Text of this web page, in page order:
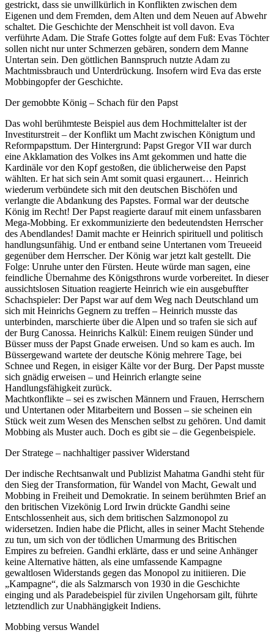
gestrickt, dass sie unwillkürlich in Konflikten zwischen dem
Eigenen und dem Fremden, dem Alten und dem Neuen auf Abwehr
schaltet. Die Geschichte der Menschheit ist voll davon. Eva
verführte Adam. Die Strafe Gottes folgte auf dem Fuß: Evas Töchter
sollen nicht nur unter Schmerzen gebären, sondern dem Manne
Untertan sein. Den göttlichen Bannspruch nutzte Adam zu
Machtmissbrauch und Unterdrückung. Insofern wird Eva das erste
Mobbingopfer der Geschichte.
Der gemobbte König – Schach für den Papst
Das wohl berühmteste Beispiel aus dem Hochmittelalter ist der
Investiturstreit – der Konflikt um Macht zwischen Königtum und
Reformpapsttum. Der Hintergrund: Papst Gregor VII war durch
eine Akklamation des Volkes ins Amt gekommen und hatte die
Kardinäle vor den Kopf gestoßen, die üblicherweise den Papst
wählten. Er hat sich sein Amt somit quasi ergaunert… Heinrich
wiederum verbündete sich mit den deutschen Bischöfen und
verlangte die Abdankung des Papstes. Formal war der deutsche
König im Recht! Der Papst reagierte darauf mit einem unfassbaren
Mega-Mobbing. Er exkommunizierte den bedeutendsten Herrscher
des Abendlandes! Damit machte er Heinrich spirituell und politisch
handlungsunfähig. Und er entband seine Untertanen vom Treueeid
gegenüber dem Herrscher. Der König war jetzt kalt gestellt. Die
Folge: Unruhe unter den Fürsten. Heute würde man sagen, eine
feindliche Übernahme des Königsthrons wurde vorbereitet. In dieser
aussichtslosen Situation reagierte Heinrich wie ein ausgebuffter
Schachspieler: Der Papst war auf dem Weg nach Deutschland um
sich mit Heinrichs Gegnern zu treffen – Heinrich musste das
unterbinden, marschierte über die Alpen und so trafen sie sich auf
der Burg Canossa. Heinrichs Kalkül: Einem reuigen Sünder und
Büsser muss der Papst Gnade erweisen. Und so kam es auch. Im
Büssergewand wartete der deutsche König mehrere Tage, bei
Schnee und Regen, in eisiger Kälte vor der Burg. Der Papst musste
sich gnädig erweisen – und Heinrich erlangte seine
Handlungsfähigkeit zurück.
Machtkonflikte – sei es zwischen Männern und Frauen, Herrschern
und Untertanen oder Mitarbeitern und Bossen – sie scheinen ein
Stück weit zum Wesen des Menschen selbst zu gehören. Und damit
Mobbing als Muster auch. Doch es gibt sie – die Gegenbeispiele.
Der Stratege – nachhaltiger passiver Widerstand
Der indische Rechtsanwalt und Publizist Mahatma Gandhi steht für
den Sieg der Transformation, für Wandel von Macht, Gewalt und
Mobbing in Freiheit und Demokratie. In seinem berühmten Brief an
den britischen Vizekönig Lord Irwin drückte Gandhi seine
Entschlossenheit aus, sich dem britischen Salzmonopol zu
widersetzen. Indien habe die Pflicht, alles in seiner Macht Stehende
zu tun, um sich von der tödlichen Umarmung des Britischen
Empires zu befreien. Gandhi erklärte, dass er und seine Anhänger
keine Alternative hätten, als eine umfassende Kampagne
gewaltlosen Widerstands gegen das Monopol zu initiieren. Die
„Kampagne“, die als Salzmarsch von 1930 in die Geschichte
einging und als Paradebeispiel für zivilen Ungehorsam gilt, führte
letztendlich zur Unabhängigkeit Indiens.
Mobbing versus Wandel